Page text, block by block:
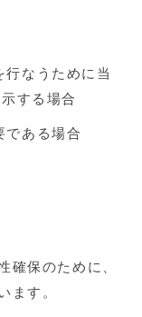
なうために当
する場合
である場合
確保のために、
ます。